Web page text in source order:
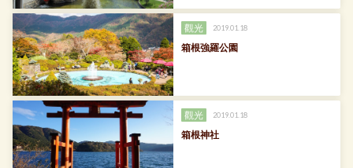
觀光 2019.01.18
箱根強羅公園
觀光 2019.01.18
箱根神社